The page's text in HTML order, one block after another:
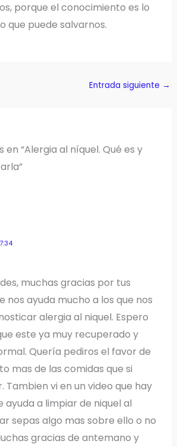
porque el conocimiento es lo
que puede salvarnos.
Entrada siguiente →
“Alergia al níquel. Qué es y
muchas gracias por tus
nos ayuda mucho a los que nos
alergia al niquel. Espero
este ya muy recuperado y
Quería pediros el favor de
mas de las comidas que si
Tambien vi en un video que hay
ayuda a limpiar de niquel al
sepas algo mas sobre ello o no
gracias de antemano y